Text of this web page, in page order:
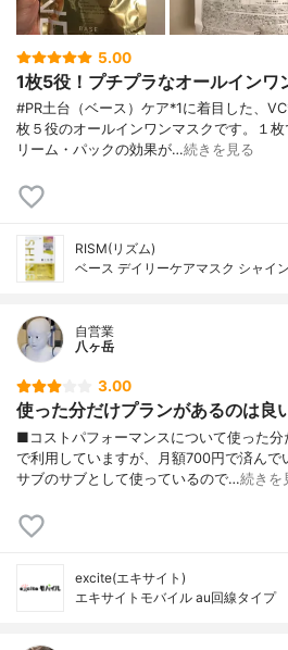
5.00
1枚5役！プチプラなオールインワ
#PR土台（ベース）ケア*1に着目した、
枚５役のオールインワンマスクです。１
リーム・パックの効果が…続きを見る
RISM(リズム)
ベース デイリーケアマスク シャイン
自営業
八ヶ岳
3.00
使った分だけプランがあるのは良
■コストパフォーマンスについて使った
で利用していますが、月額700円で済んで
サブのサブとして使っているので…続きを
excite(エキサイト)
エキサイトモバイル au回線タイプ